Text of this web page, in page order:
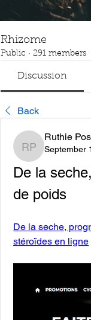
Rhizome
Public · 291 members
Discussion
Back
Ruthie
Ruthie
September
De la
de poids
De la seche,
stéroïdes en ligne